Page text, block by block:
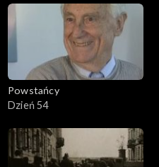
Powstańcy
Dzień 54